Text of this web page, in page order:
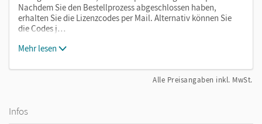
Nachdem Sie den Bestellprozess abgeschlossen haben,
erhalten Sie die Lizenzcodes per Mail. Alternativ können Sie
die Codes j…
Mehr lesen
Alle Preisangaben inkl. MwSt.
Infos